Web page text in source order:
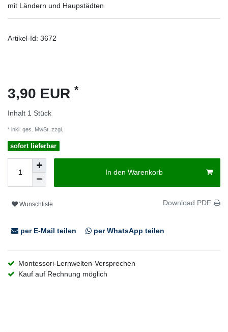
mit Ländern und Haupstädten
Artikel-Id: 3672
3,90 EUR *
Inhalt 1 Stück
* inkl. ges. MwSt. zzgl.
sofort lieferbar
In den Warenkorb
Wunschliste Download PDF
per E-Mail teilen per WhatsApp teilen
Montessori-Lernwelten-Versprechen
Kauf auf Rechnung möglich